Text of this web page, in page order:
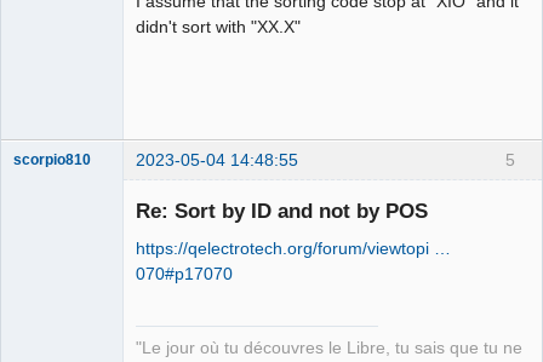
didn't sort with "XX.X"
5
scorpio810 2023-05-04 14:48:55
Re: Sort by ID and not by POS
https://qelectrotech.org/forum/viewtopi …
070#p17070
"Le jour où tu découvres le Libre, tu sais que tu ne